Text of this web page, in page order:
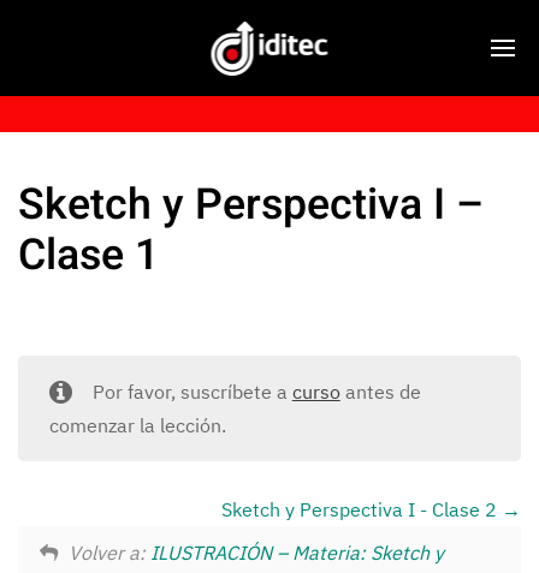
Sketch y Perspectiva I –
Clase 1
Por favor, suscríbete a cursoantes de
comenzar la lección.
Sketch y Perspectiva I - Clase 2
Volver a: ILUSTRACIÓN – Materia: Sketch y